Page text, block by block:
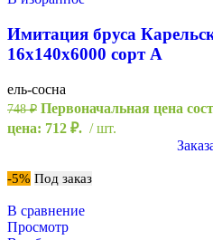
Имитация бруса
16х140х6000 сорт А
ель-сосна
748₽ Первоначальная цена
цена: 712 ₽.
шт.
-5% Под заказ
В сравнение
Просмотр